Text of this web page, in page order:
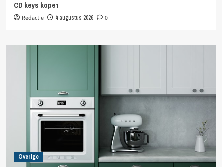
CD keys kopen
Redactie 4 augustus 2026 0
Overige